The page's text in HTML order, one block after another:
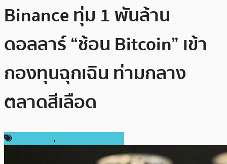
Binance ทุ่ม 1 พันล้าน
ดอลลาร์ “ช้อน Bitcoin” เข้า
กองทุนฉุกเฉิน ท่ามกลาง
ตลาดสีเลือด
,